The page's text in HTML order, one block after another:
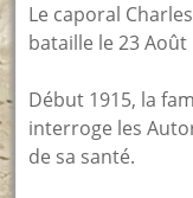
Le caporal
bataille le 23 Août
Début 1915, la
interroge les
de sa santé.